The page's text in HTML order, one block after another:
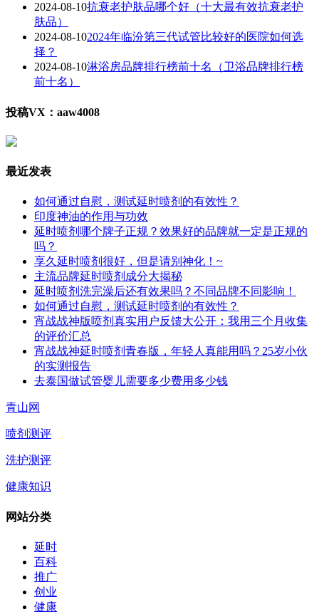
2024-08-10抗衰老护肤品哪个好（十大最有效抗衰老护
肤品）
2024-08-102024年临汾第三代试管比较好的医院如何选
择？
2024-08-10淋浴房品牌排行榜前十名（卫浴品牌排行榜
前十名）
投稿VX：aaw4008
最近发表
如何通过自慰，测试延时喷剂的有效性？
印度神油的作用与功效
延时喷剂哪个牌子正规？效果好的品牌就一定是正规的
吗？
享久延时喷剂很好，但是请别神化！~
主流品牌延时喷剂成分大揭秘
延时喷剂洗完澡后还有效果吗？不同品牌不同影响！
如何通过自慰，测试延时喷剂的有效性？
宵战战神版喷剂真实用户反馈大公开：我用三个月收集
的评价汇总
宵战战神延时喷剂青春版，年轻人真能用吗？25岁小伙
的实测报告
去泰国做试管婴儿需要多少费用多少钱
青山网
喷剂测评
洗护测评
健康知识
网站分类
延时
百科
推广
创业
健康